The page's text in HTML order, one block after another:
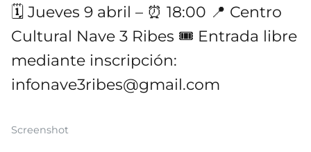
🗓 Jueves 9 abril – ⏰ 18:00 📍 Centro
Cultural Nave 3 Ribes 🎟 Entrada libre
mediante inscripción:
infonave3ribes@gmail.com
Screenshot